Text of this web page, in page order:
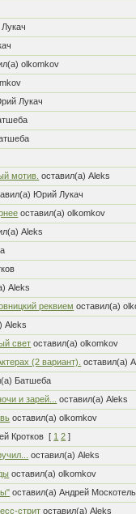
olkomkov
Лукач
мотив. оставил(а) Aleks
Юрий Лукач
оставил(а) olkomkov
Aleks
Aleks
реквием оставил(а)
Aleks
свет оставил(а) olkomkov
(2 вариант).
оставил(а)
Батшеба
и зарей...
оставил(а) Aleks
оставил(а) olkomkov
Кротков [ 1 2 ]
оставил(а) Aleks
оставил(а) olkomkov
оставил(а) Андрей
стрит оставил(а) Aleks